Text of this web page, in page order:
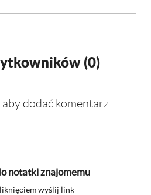
(0)
aby dodać komentarz
notatki znajomemu
wyślij link